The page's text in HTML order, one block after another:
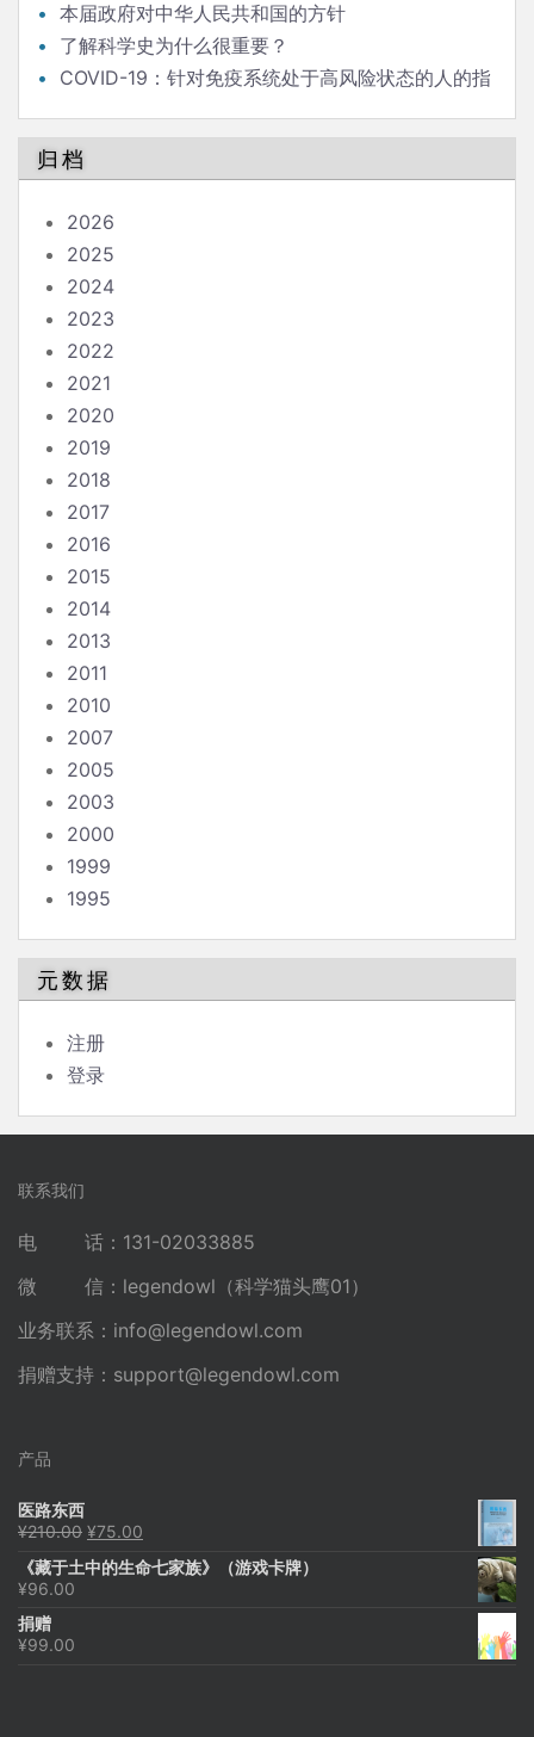
本届政府对中华人民共和国的方针
了解科学史为什么很重要？
COVID-19：针对免疫系统处于高风险状态的人的指
归档
2026
2025
2024
2023
2022
2021
2020
2019
2018
2017
2016
2015
2014
2013
2011
2010
2007
2005
2003
2000
1999
1995
元数据
注册
登录
联系我们
电 话：131-02033885
微 信：legendowl（科学猫头鹰01）
业务联系： info@legendowl.com
捐赠支持： support@legendowl.com
产品
医路东西
¥210.00 原
为：
¥75.00
价
《藏于土中的生命七家族》（游戏卡牌）
¥96.00
捐赠
¥99.00